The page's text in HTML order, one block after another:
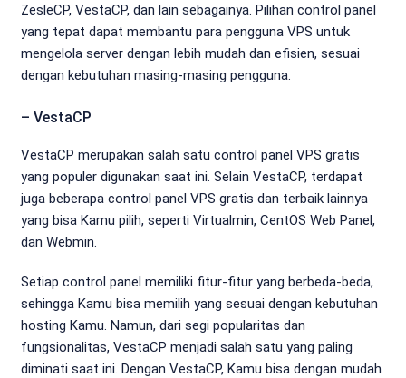
ZesleCP, VestaCP, dan lain sebagainya. Pilihan control panel
yang tepat dapat membantu para pengguna VPS untuk
mengelola server dengan lebih mudah dan efisien, sesuai
dengan kebutuhan masing-masing pengguna.
– VestaCP
VestaCP merupakan salah satu control panel VPS gratis
yang populer digunakan saat ini. Selain VestaCP, terdapat
juga beberapa control panel VPS gratis dan terbaik lainnya
yang bisa Kamu pilih, seperti Virtualmin, CentOS Web Panel,
dan Webmin.
Setiap control panel memiliki fitur-fitur yang berbeda-beda,
sehingga Kamu bisa memilih yang sesuai dengan kebutuhan
hosting Kamu. Namun, dari segi popularitas dan
fungsionalitas, VestaCP menjadi salah satu yang paling
diminati saat ini. Dengan VestaCP, Kamu bisa dengan mudah